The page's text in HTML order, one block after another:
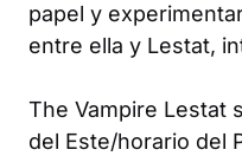
papel y
entre ella y Lestat,
The Vampire Lestat
del Este/horario del